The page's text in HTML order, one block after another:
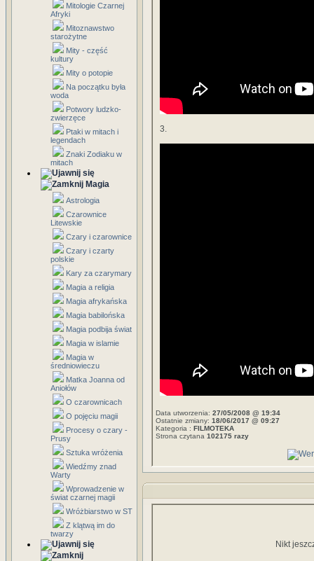
Mitologie Czarnej
Afryki
Mitoznawstwo
starożytne
Mity - część
kultury
Mity o potopie
Na początku była
woda
Potwory ludzko-
zwierzęce
Ptaki w mitach i
legendach
Znaki Zodiaku w
mitach
Magia
Astrologia
Czarownice
Litewskie
Czary i czarownice
Czary i czarty
polskie
Kary za czarymary
Magia a religia
Magia afrykańska
Magia babilońska
Magia podbija świat
Magia w islamie
Magia w
średniowieczu
Matka Joanna od
Aniołów
O czarownicach
O pojęciu magii
Procesy o czary -
Prusy
Sztuka wróżenia
Wiedźmy znad
Warty
Wprowadzenie w
świat czarnej magii
Wróżbiarstwo w ST
Z klątwą im do
twarzy
3.
Data utworzenia: 27/05/2008 @ 19:34
Ostatnie zmiany: 18/06/2017 @ 09:27
Kategoria : FILMOTEKA
Strona czytana 102175 razy
Nikt